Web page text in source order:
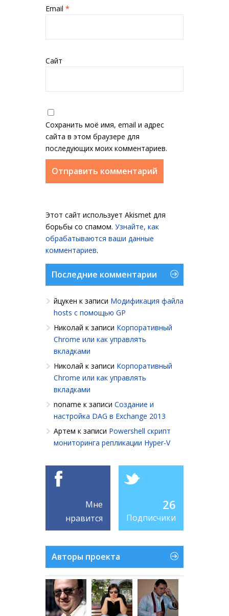
Email *
Сайт
Сохранить моё имя, email и адрес
сайта в этом браузере для
последующих моих комментариев.
Этот сайт использует Akismet для
борьбы со спамом. Узнайте, как
обрабатываются ваши данные
комментариев.
Последние комментарии
йцукен к записи Модификация файла
hosts с помощью GP
Николай к записи Корпоративный
Chrome или как управлять
вкладками
Николай к записи Корпоративный
Chrome или как управлять
вкладками
noname к записи Создание и
настройка DAG в Exchange 2013
Артем к записи Powershell cкрипт
мониторинга репликации Hyper-V
Мне
нравится
26
Подписчики
Авторы проекта